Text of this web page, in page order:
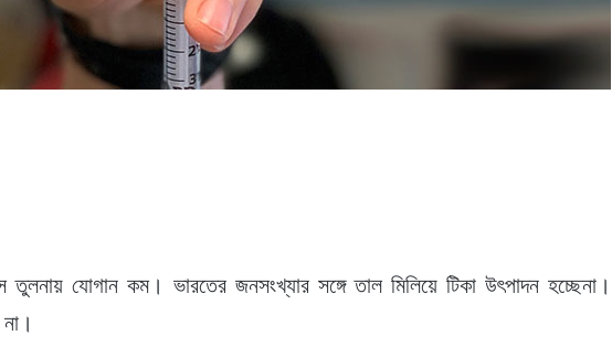
যোগান কম। ভারতের জনসংখ্যার সঙ্গে তাল মিলিয়ে টিকা উৎপাদন হচ্ছেনা।